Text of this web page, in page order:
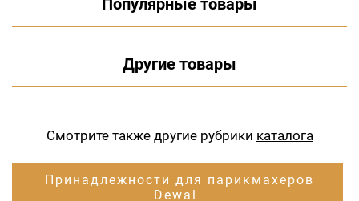
Популярные товары
Другие товары
Смотрите также другие рубрики каталога
Принадлежности для парикмахеров
Dewal